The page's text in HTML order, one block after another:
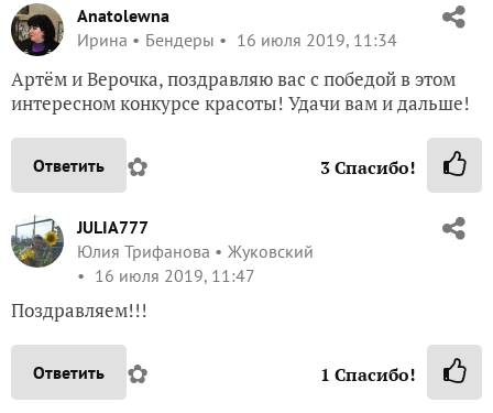
Anatolewna
Ирина
Бендеры 16 июля 2019, 11:34
Артём и Верочка, поздравляю вас с победой в этом
интересном конкурсе красоты! Удачи вам и дальше!
Ответить ✿ 3Спасибо!
JULIA777
Юлия Трифанова
Жуковский
16 июля 2019, 11:47
Поздравляем!!!
Ответить ✿ 1 Спасибо!